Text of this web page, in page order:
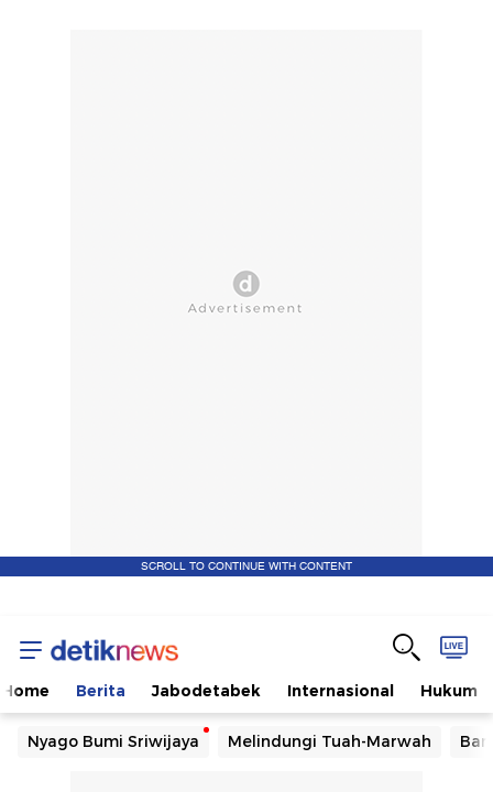
SCROLL TO CONTINUE WITH CONTENT
Home Berita Jabodetabek Internasional Hukum
Nyago Bumi Sriwijaya Melindungi Tuah-Marwah